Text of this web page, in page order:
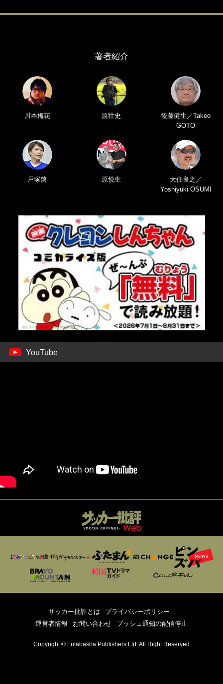
著者紹介
川本梅花 原壮史
後藤健生／Takeo
GOTO
戸塚啓 原悦生
大住良之／
Yoshiyuki OSUMI
YouTube
サッカー批評とは
プライバシーポリシー
運営者情報
お問い合わせ プッシュ通知の配信停止
Copyright © Futabasha Publishers Ltd. All Right Reserved